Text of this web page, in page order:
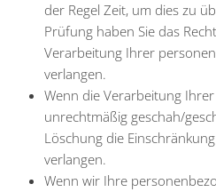
der Regel Zeit, um dies zu
Prüfung haben Sie das
Verarbeitung Ihrer
verlangen.
Wenn die Verarbeitung
unrechtmäßig geschah/
Löschung die
verlangen.
Wenn wir Ihre